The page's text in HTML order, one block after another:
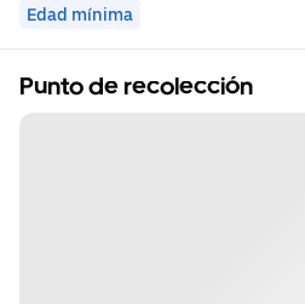
Edad mínima
Punto de recolección